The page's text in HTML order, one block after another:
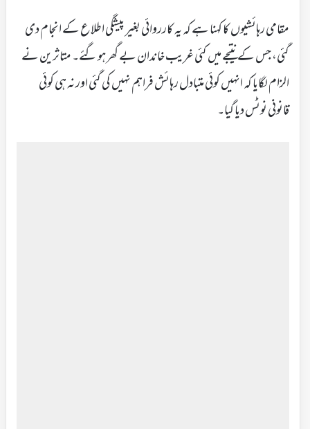
مقامی رہائشیوں کا کہنا ہے کہ یہ کارروائی بغیر پیشگی اطلاع کے انجام دی
گئی، جس کے نتیجے میں کئی غریب خاندان بے گھر ہو گئے۔ متاثرین نے
الزام لگایا کہ انہیں کوئی متبادل رہائش فراہم نہیں کی گئی اور نہ ہی کوئی
قانونی نوٹس دیا گیا۔